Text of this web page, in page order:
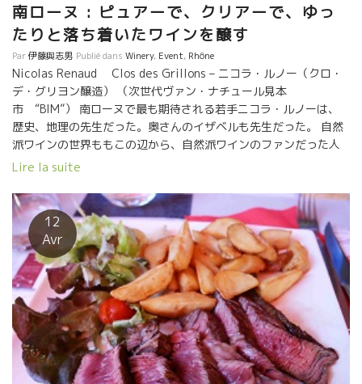
南ローヌ : ピュアーで、クリアーで、ゆっ
たりと落ち着いたワインを醸す
Par伊藤與志男 Publié dans Winery, Event, Rhône
Nicolas Renaud Clos des Grillons – ニコラ・ルノー（クロ・
デ・グリヨン醸造） （次世代ヴァン・ナチュール見本
市 “BIM”） 南ローヌで最も期待される若手ニコラ・ルノーは、
歴史、地理の先生だった。奥さんのイザベルも先生だった。 自然
派ワインの世界ももこの辺から、自然派ワインのファンだった人
達が全く違う世界から参入するようになった。 研究者とか先生と
2006年に約14ヘクタールの葡萄園で独立した。 ニコラは自分が
熱狂的なファンだっただけに、自然派ワインの欠点のあるワイン
が大嫌いだった。 だから、彼のワインはピュアーでクリアなワイ
ンが多い。 ニコラは南ローヌを代表する醸造家二人のところで修
業した。 シャト・ヌッフ・デュ・パップのVieille Julienneの
Jean-Paul DAUMEN ジャンポール・ドーマン。 そして、
L’AngloreラングロールのEricエリックのとこで修業して、今でも
家族のような付き合いをしている。 エリックとの共同で造るワイ
ンVenskabヴェンスカブを造っている。 そして、今回のこの見本
市BIMの主催者のValentin VALLESヴァランタン・ヴァレスとは
ラングロールもエリックのところで学んだ兄弟弟子ということに
Lire la suite
12
Avr